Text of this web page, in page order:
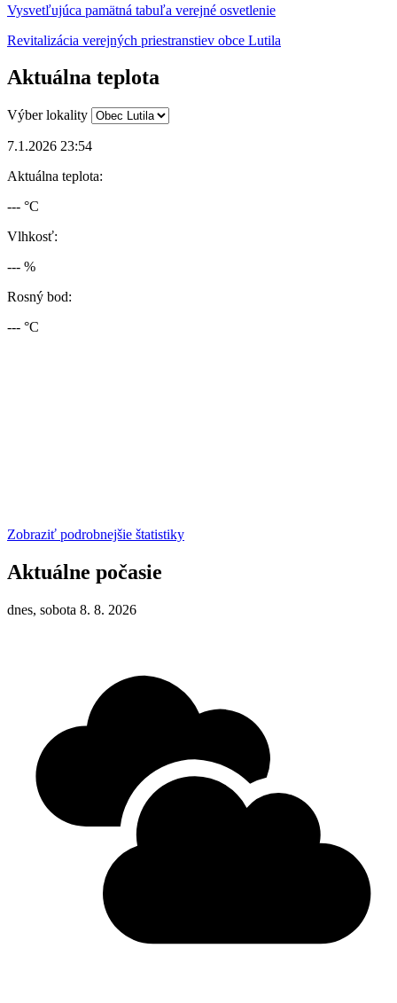
Vysvetľujúca pamätná tabuľa verejné osvetlenie
Revitalizácia verejných priestranstiev obce Lutila
Aktuálna teplota
Výber lokality
7.1.2026 23:54
Aktuálna teplota:
--- °C
Vlhkosť:
--- %
Rosný bod:
--- °C
Zobraziť podrobnejšie štatistiky
Aktuálne počasie
dnes, sobota 8. 8. 2026